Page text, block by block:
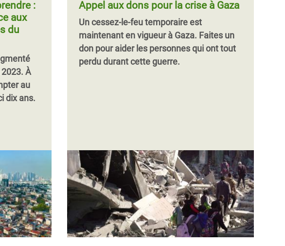
:
aux
du
À
au
dix ans.
Appel aux dons pour la crise à Gaza
Un cessez-le-feu temporaire est
maintenant en vigueur à Gaza. Faites un
don pour aider les personnes qui ont tout
perdu durant cette guerre.